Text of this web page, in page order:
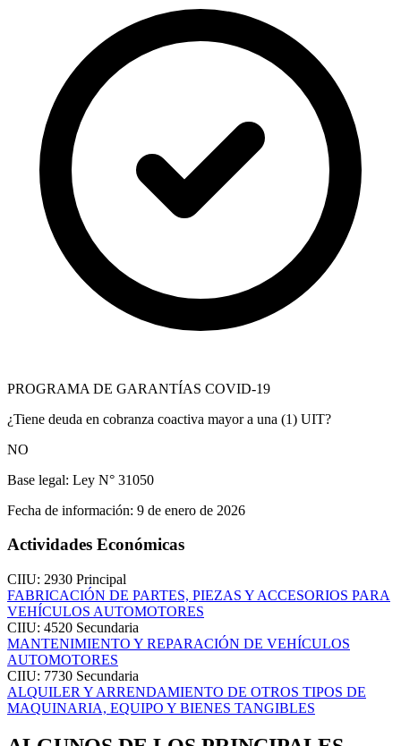
PROGRAMA DE GARANTÍAS COVID-19
¿Tiene deuda en cobranza coactiva mayor a una (1) UIT?
NO
Base legal: Ley N° 31050
Fecha de información: 9 de enero de 2026
Actividades Económicas
CIIU: 2930 Principal
FABRICACIÓN DE PARTES, PIEZAS Y ACCESORIOS PARA
VEHÍCULOS AUTOMOTORES
CIIU: 4520 Secundaria
MANTENIMIENTO Y REPARACIÓN DE VEHÍCULOS
AUTOMOTORES
CIIU: 7730 Secundaria
ALQUILER Y ARRENDAMIENTO DE OTROS TIPOS DE
MAQUINARIA, EQUIPO Y BIENES TANGIBLES